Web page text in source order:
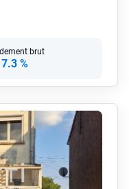
brut
7.3 %